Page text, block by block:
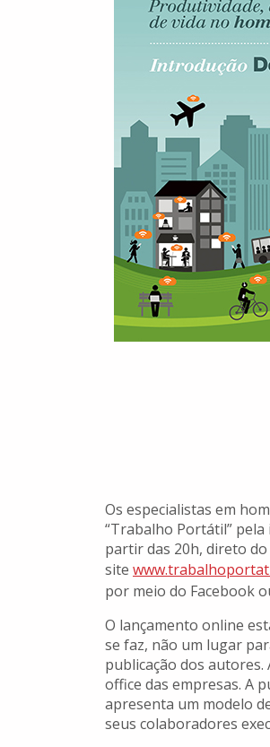
Os especialistas em
“Trabalho Portátil”
partir das 20h, direto
site
por meio do Facebook
O lançamento online
se faz, não um lugar
publicação dos
office das empresas. A
apresenta um modelo
seus colaboradores